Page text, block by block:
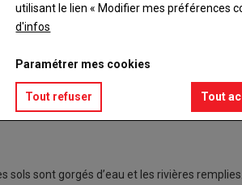
sols sont gorgés d’eau et les rivières
utilisant le lien « Modifier mes préférences
d'infos
Paramétrer mes cookies
Tout refuser Tout